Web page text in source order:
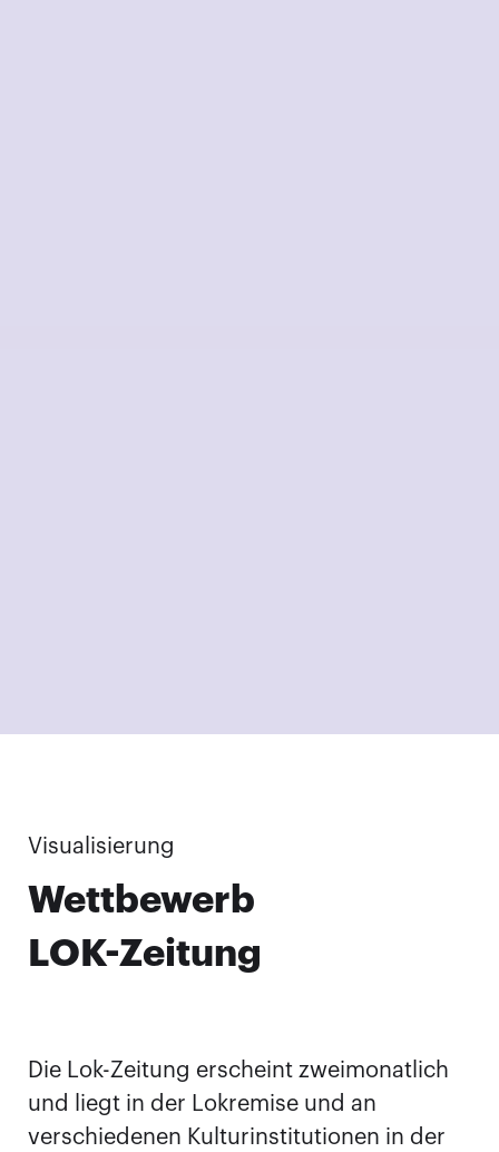
Visualisierung
Wettbewerb
LOK-Zeitung
Die Lok-Zeitung erscheint zweimonatlich
und liegt in der Lokremise und an
verschiedenen Kulturinstitutionen in der